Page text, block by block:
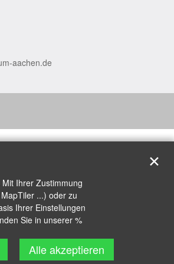
aachen.de
Ihrer Zustimmung
...) oder zu
Ihrer Einstellungen
Sie in unserer %
Alle akzeptieren
✕